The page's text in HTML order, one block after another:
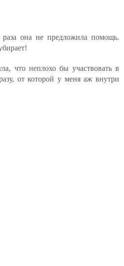
она не предложила помощь.
что неплохо бы участвовать в
от которой у меня аж внутри